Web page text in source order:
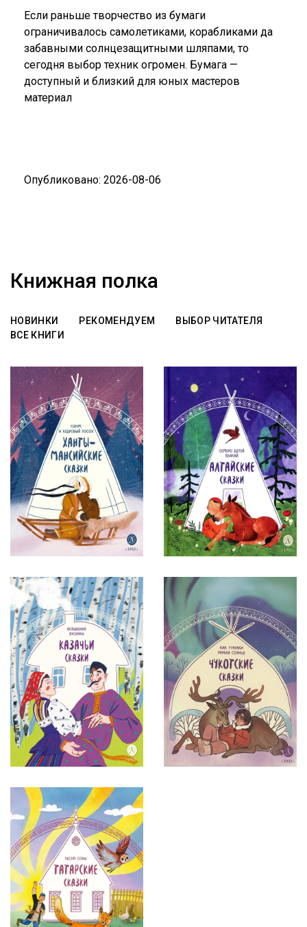
Если раньше творчество из бумаги
ограничивалось самолетиками, корабликами да
забавными солнцезащитными шляпами, то
сегодня выбор техник огромен. Бумага —
доступный и близкий для юных мастеров
материал
Опубликовано: 2026-08-06
Книжная полка
НОВИНКИ РЕКОМЕНДУЕМ
ВЫБОР ЧИТАТЕЛЯ
ВСЕ КНИГИ